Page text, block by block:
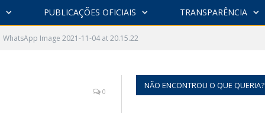
PUBLICAÇÕES OFICIAIS TRANSPARÊNCIA
WhatsApp Image 2021-11-04 at 20.15.22
0
NÃO ENCONTROU O QUE QUERIA?